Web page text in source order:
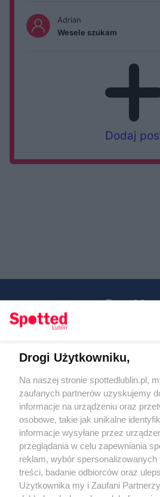
Adrian
Wesele szukam
Dodaj
KATEGORIE
OGŁOSZENIA
Regulamin
Polityka prywatności
RODO
Warunki korzystania z treści
Drogi Użytkowniku,
Na naszej stronie spottedlublin.pl,
zaufanych partnerów uzyskujemy
informacje na urządzeniu oraz
osobowe, takie jak unikalne
informacje wysyłane przez
przeglądania w celu zapewniania
reklam, wybór
treści, badanie odbiorców oraz
Użytkownika my i Zaufani